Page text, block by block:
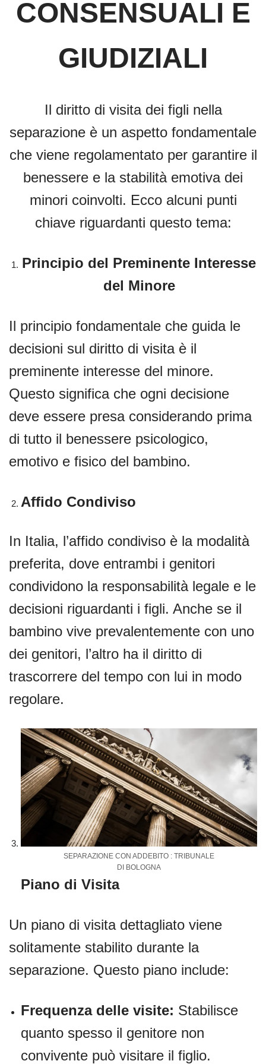
CONSENSUALI E
GIUDIZIALI
Il diritto di visita dei figli nella
separazione è un aspetto fondamentale
che viene regolamentato per garantire il
benessere e la stabilità emotiva dei
minori coinvolti. Ecco alcuni punti
chiave riguardanti questo tema:
Principio del Preminente Interesse
del Minore
Il principio fondamentale che guida le
decisioni sul diritto di visita è il
preminente interesse del minore.
Questo significa che ogni decisione
deve essere presa considerando prima
di tutto il benessere psicologico,
emotivo e fisico del bambino.
Affido Condiviso
In Italia, l’affido condiviso è la modalità
preferita, dove entrambi i genitori
condividono la responsabilità legale e le
decisioni riguardanti i figli. Anche se il
bambino vive prevalentemente con uno
dei genitori, l’altro ha il diritto di
trascorrere del tempo con lui in modo
regolare.
SEPARAZIONE CON ADDEBITO : TRIBUNALE
DI BOLOGNA
Piano di Visita
Un piano di visita dettagliato viene
solitamente stabilito durante la
separazione. Questo piano include:
Frequenza delle visite: Stabilisce
quanto spesso il genitore non
convivente può visitare il figlio.